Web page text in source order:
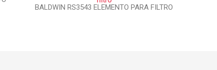
BALDWIN RS3543 ELEMENTO PARA FILTRO